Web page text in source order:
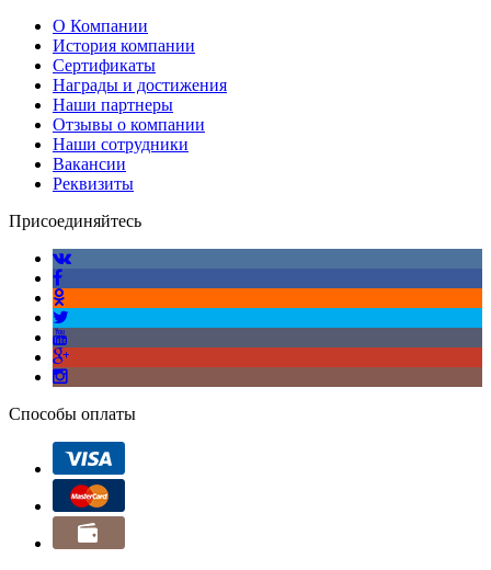
О Компании
История компании
Сертификаты
Награды и достижения
Наши партнеры
Отзывы о компании
Наши сотрудники
Вакансии
Реквизиты
Присоединяйтесь
Способы оплаты